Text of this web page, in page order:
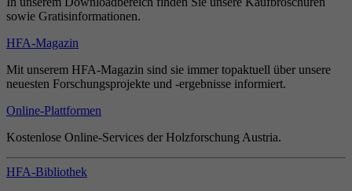
sowie Gratisinformationen.
HFA-Magazin
Mit unserem HFA-Magazin sind sie immer topaktuell über unsere
neuesten Forschungsprojekte und -ergebnisse informiert.
Online-Plattformen
Kostenlose Online-Services der Holzforschung Austria.
HFA-Bibliothek